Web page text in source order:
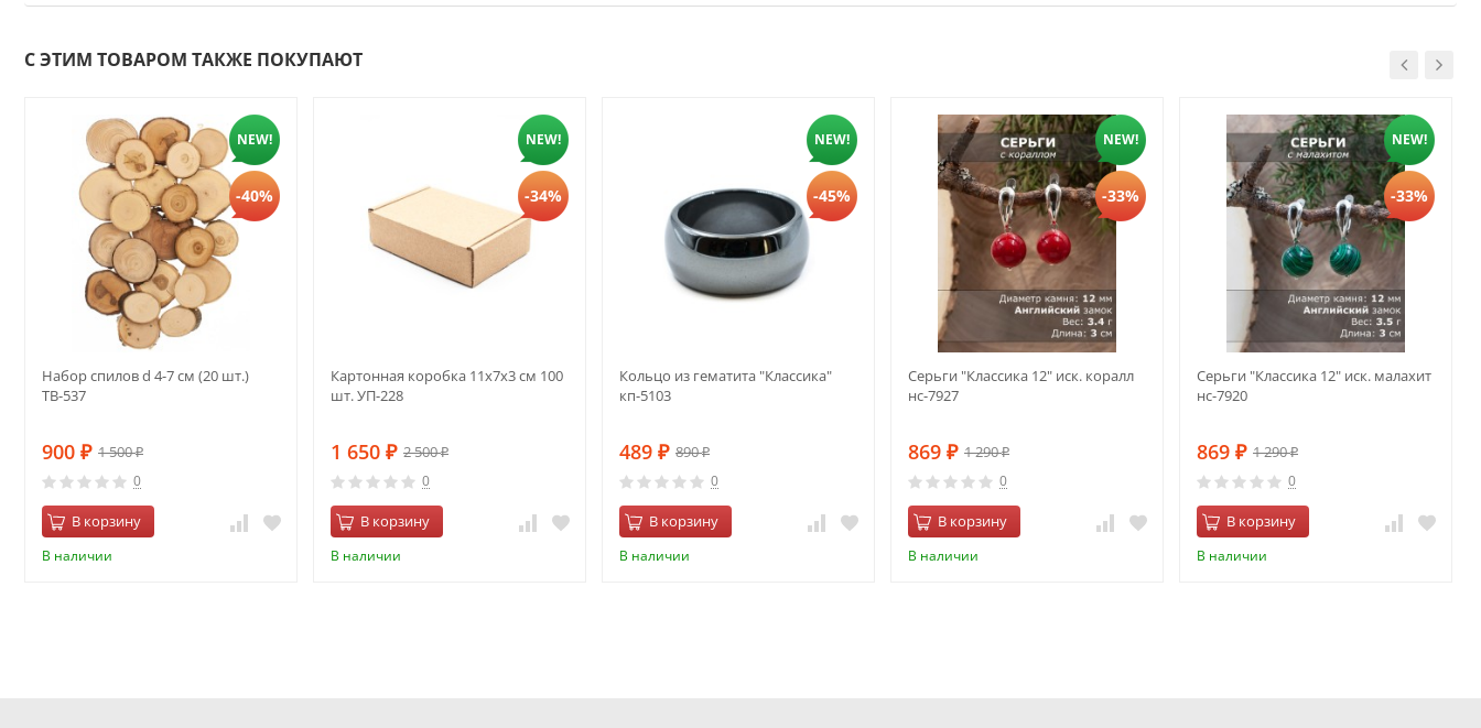
С ЭТИМ ТОВАРОМ ТАКЖЕ ПОКУПАЮТ
NEW!
-40%
Набор спилов d 4-7 см (20 шт.)
ТВ-537
900 ₽ 1 500₽
0
В корзину
В наличии
NEW!
-34%
Картонная коробка 11х7х3 см 100
шт. УП-228
1 650 ₽ 2 500₽
0
В корзину
В наличии
NEW!
-45%
Кольцо из гематита "Классика"
кп-5103
489 ₽ 890₽
0
В корзину
В наличии
NEW!
-33%
Серьги "Классика 12" иск. коралл
нс-7927
869 ₽ 1 290₽
0
В корзину
В наличии
NEW!
-33%
Серьги "Классика 12" иск. малахит
нс-7920
869 ₽ 1 290₽
0
В корзину
В наличии